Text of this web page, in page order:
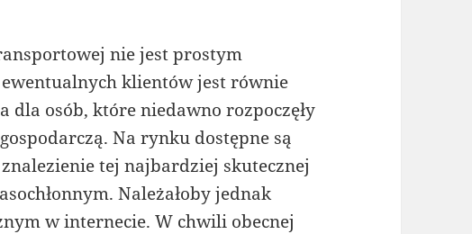
nie jest prostym
klientów jest równie
dla osób, które niedawno rozpoczęły
Na rynku dostępne są
tej najbardziej skutecznej
Należałoby jednak
w internecie. W chwili obecnej